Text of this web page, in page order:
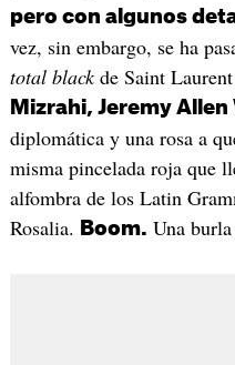
pero con algunos
vez, sin embargo, se ha
total blackde Saint
Mizrahi, Jeremy Allen
diplomática y una rosa a
misma pincelada roja que
alfombra de los Latin
Rosalia.
Boom. Una